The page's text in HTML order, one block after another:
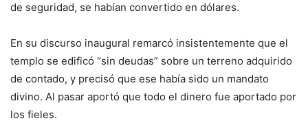
de seguridad, se habían convertido en dólares.
En su discurso inaugural remarcó insistentemente que el
templo se edificó “sin deudas” sobre un terreno adquirido
de contado, y precisó que ese había sido un mandato
divino. Al pasar aportó que todo el dinero fue aportado por
los fieles.